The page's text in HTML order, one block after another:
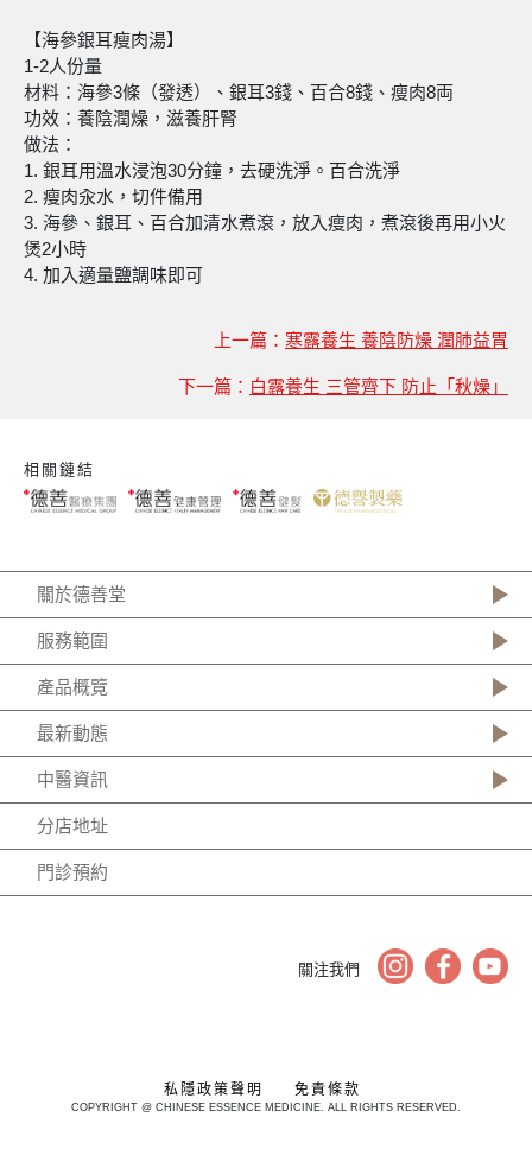
【海參銀耳瘦肉湯】
1-2人份量
材料：海參3條（發透）、銀耳3錢、百合8錢、瘦肉8両
功效：養陰潤燥，滋養肝腎
做法：
1. 銀耳用溫水浸泡30分鐘，去硬洗淨。百合洗淨
2. 瘦肉汆水，切件備用
3. 海參、銀耳、百合加清水煮滾，放入瘦肉，煮滾後再用小火
煲2小時
4. 加入適量鹽調味即可
上一篇： 寒露養生 養陰防燥 潤肺益胃
下一篇： 白露養生 三管齊下 防止「秋燥」
相關鏈結
關於德善堂
服務範圍
產品概覽
最新動態
中醫資訊
分店地址
門診預約
關注我們
私隱政策聲明 免責條款
COPYRIGHT @ CHINESE ESSENCE MEDICINE. ALL RIGHTS RESERVED.